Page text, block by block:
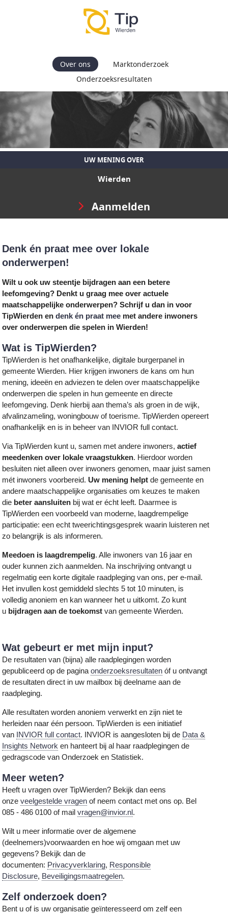
Over ons
Marktonderzoek
Onderzoeksresultaten
UW MENING OVER
Wierden
Aanmelden
Denk én praat mee over lokale
onderwerpen!
Wilt u ook uw steentje bijdragen aan een betere
leefomgeving? Denkt u graag mee over actuele
maatschappelijke onderwerpen? Schrijf u dan in voor
TipWierden endenk én praat mee met andere inwoners
over onderwerpen die spelen in Wierden!
Wat is TipWierden?
TipWierden is het onafhankelijke, digitale burgerpanel in
gemeente Wierden. Hier krijgen inwoners de kans om hun
mening, ideeën en adviezen te delen over maatschappelijke
onderwerpen die spelen in hun gemeente en directe
leefomgeving. Denk hierbij aan thema’s als groen in de wijk,
afvalinzameling, woningbouw of toerisme. TipWierden opereert
onafhankelijk en is in beheer van INVIOR full contact.
Via TipWierden kunt u, samen met andere inwoners,actief
meedenken over lokale vraagstukken. Hierdoor worden
besluiten niet alleen over inwoners genomen, maar juist samen
mét inwoners voorbereid. Uw mening helpt de gemeente en
andere maatschappelijke organisaties om keuzes te maken
die beter aansluiten bij wat er écht leeft. Daarmee is
TipWierden een voorbeeld van moderne, laagdrempelige
participatie: een echt tweerichtingsgesprek waarin luisteren net
zo belangrijk is als informeren.
Meedoen is laagdrempelig. Alle inwoners van 16 jaar en
ouder kunnen zich aanmelden. Na inschrijving ontvangt u
regelmatig een korte digitale raadpleging van ons, per e-mail.
Het invullen kost gemiddeld slechts 5 tot 10 minuten, is
volledig anoniem en kan wanneer het u uitkomt. Zo kunt
u bijdragen aan de toekomst van gemeente Wierden.
Wat gebeurt er met mijn input?
De resultaten van (bijna) alle raadplegingen worden
gepubliceerd op de paginaonderzoeksresultaten óf u ontvangt
de resultaten direct in uw mailbox bij deelname aan de
raadpleging.
Alle resultaten worden anoniem verwerkt en zijn niet te
herleiden naar één persoon. TipWierden is een initiatief
van
INVIOR full contact. INVIOR is aangesloten bij de Data &
Insights Network en hanteert bij al haar raadplegingen de
gedragscode van Onderzoek en Statistiek.
Meer weten?
Heeft u vragen over TipWierden? Bekijk dan eens
onzeveelgestelde vragen of neem contact met ons op. Bel
085 - 486 0100 of mailvragen@invior.nl .
Wilt u meer informatie over de algemene
(deelnemers)voorwaarden en hoe wij omgaan met uw
gegevens? Bekijk dan de
documenten: Privacyverklaring, Responsible
Disclosure, Beveiligingsmaatregelen.
Zelf onderzoek doen?
Bent u of is uw organisatie geïnteresseerd om zelf een